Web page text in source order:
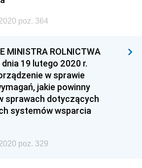
poz. 364
MINISTRA ROLNICTWA
dnia 19 lutego 2020 r.
w sprawie
jakie powinny
sprawach dotyczących
systemów wsparcia
poz. 329